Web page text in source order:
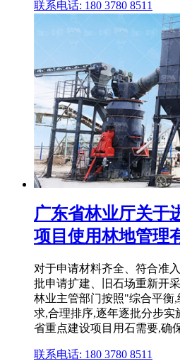
联系电话: 180 3780 8511
广东省林业厅关于
项目使用林地管理
对于申请材料齐全、符合准
批申请扩建、旧石场重新开
林业主管部门按照"综合平衡
求,合理排序,逐年逐批分步实
省重点建设项目用石需要,确
联系电话: 180 3780 8511